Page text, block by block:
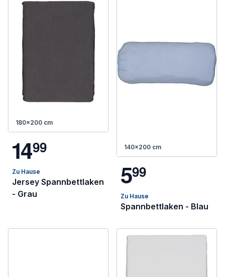
180x200 cm
1499
Zu Hause
Jersey Spannbettlaken
- Grau
140x200 cm
599
Zu Hause
Spannbettlaken - Blau